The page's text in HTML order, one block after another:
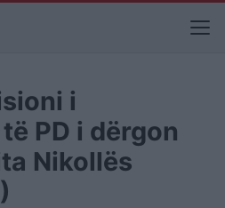
i
PD i dërgon
Nikollës